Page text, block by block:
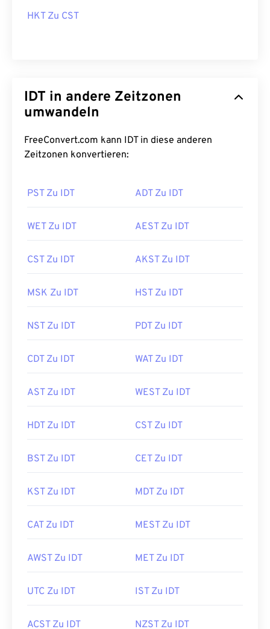
HKT Zu CST
IDT in andere Zeitzonen
umwandeln
FreeConvert.com kann IDT in diese anderen
Zeitzonen konvertieren:
PST Zu IDT ADT Zu IDT
WET Zu IDT AEST Zu IDT
CST Zu IDT AKST Zu IDT
MSK Zu IDT HST Zu IDT
NST Zu IDT PDT Zu IDT
CDT Zu IDT WAT Zu IDT
AST Zu IDT WEST Zu IDT
HDT Zu IDT CST Zu IDT
BST Zu IDT CET Zu IDT
KST Zu IDT MDT Zu IDT
CAT Zu IDT MEST Zu IDT
AWST Zu IDT MET Zu IDT
UTC Zu IDT IST Zu IDT
ACST Zu IDT NZST Zu IDT